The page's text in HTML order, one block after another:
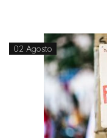
02 Agosto